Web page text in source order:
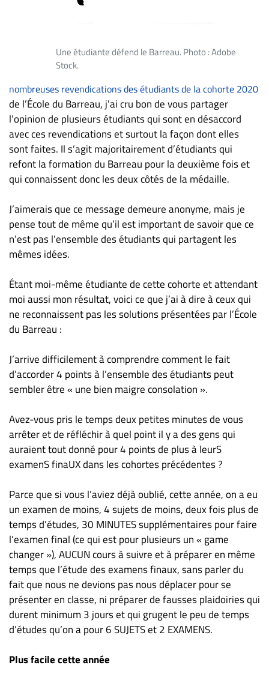
ENTREPRISES
Publier
un
emploi
Publicité
Solutions de
recrutements
TROUVEZ-
NOUS
Nous
À
propos
Infolettre
S’abonner
FAQ
Politique de
confidentialité
Une étudiante défend le Barreau. Photo : Adobe
Stock.
nombreuses revendications des étudiants de la cohorte 2020
de l’École du Barreau, j’ai cru bon de vous partager
l’opinion de plusieurs étudiants qui sont en désaccord
avec ces revendications et surtout la façon dont elles
sont faites. Il s’agit majoritairement d’étudiants qui
refont la formation du Barreau pour la deuxième fois et
qui connaissent donc les deux côtés de la médaille.
J’aimerais que ce message demeure anonyme, mais je
pense tout de même qu’il est important de savoir que ce
n’est pas l’ensemble des étudiants qui partagent les
mêmes idées.
Étant moi-même étudiante de cette cohorte et attendant
moi aussi mon résultat, voici ce que j’ai à dire à ceux qui
ne reconnaissent pas les solutions présentées par l’École
du Barreau :
J’arrive difficilement à comprendre comment le fait
d’accorder 4 points à l’ensemble des étudiants peut
sembler être « une bien maigre consolation ».
Avez-vous pris le temps deux petites minutes de vous
arrêter et de réfléchir à quel point il y a des gens qui
auraient tout donné pour 4 points de plus à leurS
examenS finaUX dans les cohortes précédentes ?
Parce que si vous l’aviez déjà oublié, cette année, on a eu
un examen de moins, 4 sujets de moins, deux fois plus de
temps d’études, 30 MINUTES supplémentaires pour faire
l’examen final (ce qui est pour plusieurs un « game
changer »), AUCUN cours à suivre et à préparer en même
temps que l’étude des examens finaux, sans parler du
fait que nous ne devions pas nous déplacer pour se
présenter en classe, ni préparer de fausses plaidoiries qui
durent minimum 3 jours et qui grugent le peu de temps
d’études qu’on a pour 6 SUJETS et 2 EXAMENS.
Plus facile cette année